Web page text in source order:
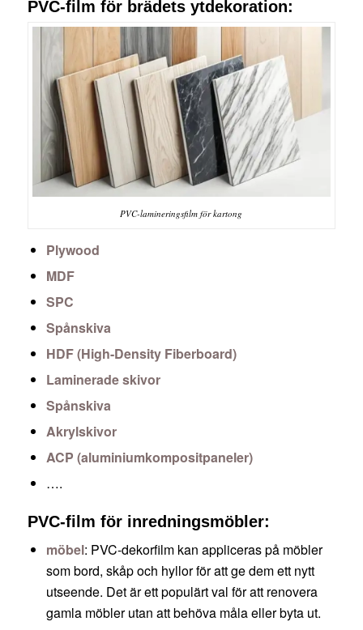
PVC-film för brädets ytdekoration:
PVC-lamineringsfilm för kartong
Plywood
MDF
SPC
Spånskiva
HDF (High-Density Fiberboard)
Laminerade skivor
Spånskiva
Akrylskivor
ACP (aluminiumkompositpaneler)
….
PVC-film för inredningsmöbler:
möbel: PVC-dekorfilm kan appliceras på möbler
som bord, skåp och hyllor för att ge dem ett nytt
utseende. Det är ett populärt val för att renovera
gamla möbler utan att behöva måla eller byta ut.